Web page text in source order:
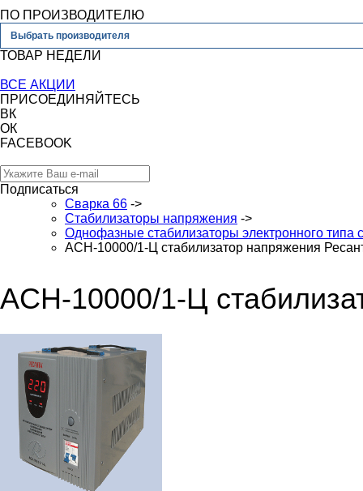
ПО ПРОИЗВОДИТЕЛЮ
Выбрать производителя
ТОВАР НЕДЕЛИ
ВСЕ АКЦИИ
ПРИСОЕДИНЯЙТЕСЬ
ВК
ОК
FACEBOOK
Подписаться
Сварка 66 ->
Стабилизаторы напряжения ->
Однофазные стабилизаторы электронного
ACH-10000/1-Ц стабилизатор напряжения
ACH-10000/1-Ц